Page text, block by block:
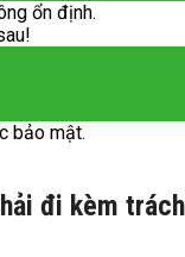
ổn định.
bảo mật.
đi kèm trách